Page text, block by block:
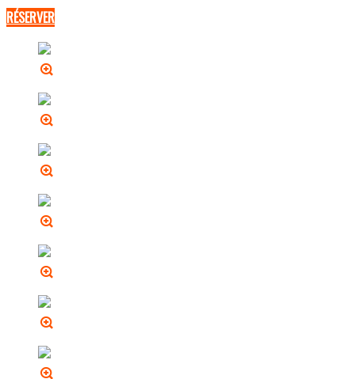
RÉSERVER